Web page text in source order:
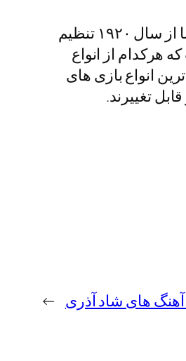
، تقریبا از سال ۱۹۲۰ تنظیم
هرکدام از انواع
اسنوکر، از محبوب ترین انواع بازی های
تغییرند.
آهنگ های شاد آذری →